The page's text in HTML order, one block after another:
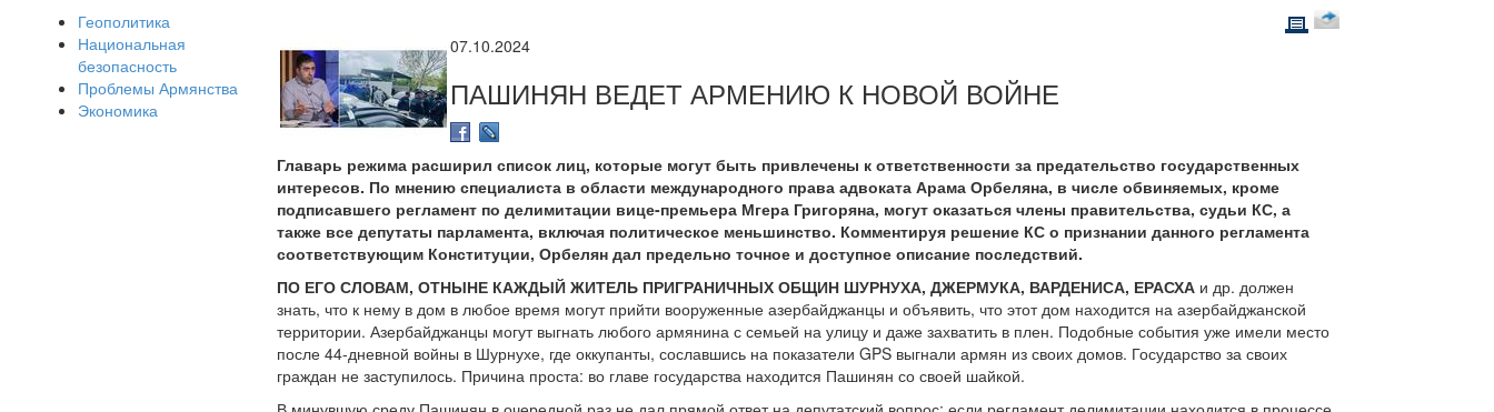
Геополитика
Национальная
безопасность
Проблемы Армянства
Экономика
07.10.2024
ПАШИНЯН ВЕДЕТ АРМЕНИЮ К НОВОЙ ВОЙНЕ
Главарь режима расширил список лиц, которые могут быть привлечены к ответственности за предательство государственных
интересов. По мнению специалиста в области международного права адвоката Арама Орбеляна, в числе обвиняемых, кроме
подписавшего регламент по делимитации вице-премьера Мгера Григоряна, могут оказаться члены правительства, судьи КС, а
также все депутаты парламента, включая политическое меньшинство. Комментируя решение КС о признании данного регламента
соответствующим Конституции, Орбелян дал предельно точное и доступное описание последствий.
ПО ЕГО СЛОВАМ, ОТНЫНЕ КАЖДЫЙ ЖИТЕЛЬ ПРИГРАНИЧНЫХ ОБЩИН ШУРНУХА, ДЖЕРМУКА, ВАРДЕНИСА, ЕРАСХА и др. должен
знать, что к нему в дом в любое время могут прийти вооруженные азербайджанцы и объявить, что этот дом находится на азербайджанской
территории. Азербайджанцы могут выгнать любого армянина с семьей на улицу и даже захватить в плен. Подобные события уже имели место
после 44-дневной войны в Шурнухе, где оккупанты, сославшись на показатели GPS выгнали армян из своих домов. Государство за своих
граждан не заступилось. Причина проста: во главе государства находится Пашинян со своей шайкой.